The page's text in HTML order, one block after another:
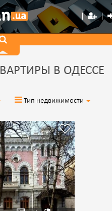
В ОДЕССЕ
Тип недвижимости